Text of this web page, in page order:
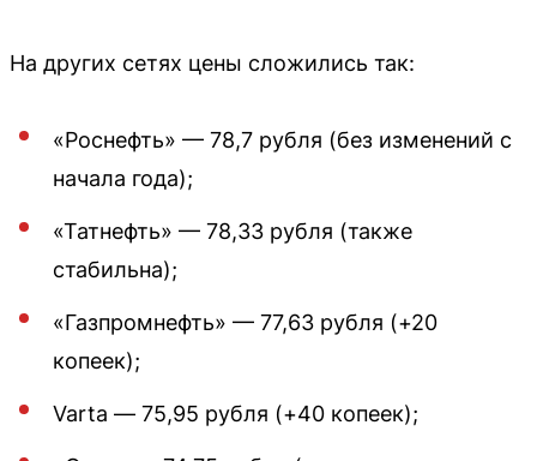
На других сетях цены сложились так:
«Роснефть» — 78,7 рубля (без изменений с
начала года);
«Татнефть» — 78,33 рубля (также
стабильна);
«Газпромнефть» — 77,63 рубля (+20
копеек);
Varta — 75,95 рубля (+40 копеек);